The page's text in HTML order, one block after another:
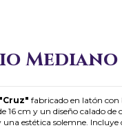
Mediano
fabricado en latón con
16 cm y un diseño calado de
una estética solemne. Incluye